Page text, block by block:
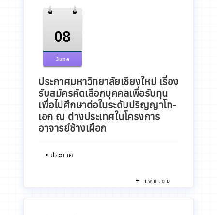
08
June
ประกาศมหาวิทยาลัยเชียงใหม่ เรื่อง
รับสมัครคัดเลือกบุคคลเพื่อรับทุน
เพื่อไปศึกษาต่อในระดับปริญญาโท-
เอก ณ ต่างประเทศในโครงการ
อาจารย์ช้างเผือก
• ประกาศ
เพิ่มเติม